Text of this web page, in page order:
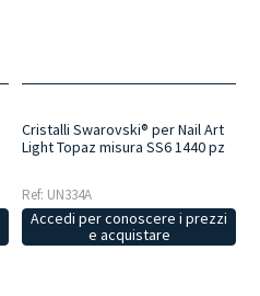
Cristalli Swarovski® per Nail Art
Light Topaz misura SS6 1440 pz
Ref: UN334A
Accedi per conoscere i prezzi
e acquistare